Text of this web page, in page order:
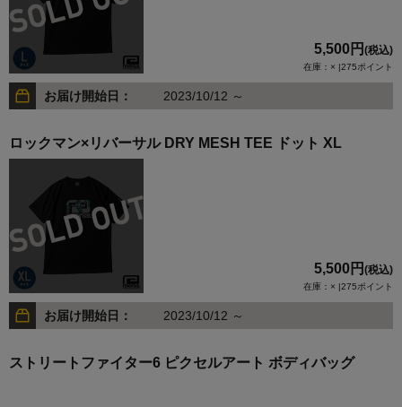
5,500円 (税込)
在庫：× |275ポイント
お届け開始日： 2023/10/12 ～
ロックマン×リバーサル DRY MESH TEE ドット XL
5,500円 (税込)
在庫：× |275ポイント
お届け開始日： 2023/10/12 ～
ストリートファイター6 ピクセルアート ボディバッグ